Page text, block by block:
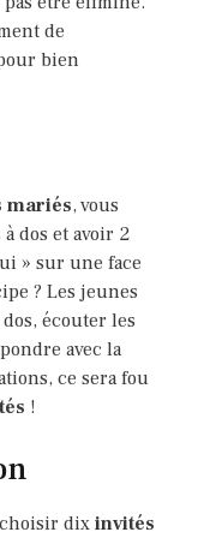
de
bien
mariés, vous
dos et avoir 2
» sur une face
? Les jeunes
écouter les
avec la
ce sera fou
!
choisir dix invités